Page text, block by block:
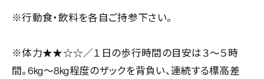
※行動食・飲料を各自ご持参下さい。
※体力★★☆☆／１日の歩行時間の目安は３～５時
間。6kg～8kg程度のザックを背負い、連続する標高差